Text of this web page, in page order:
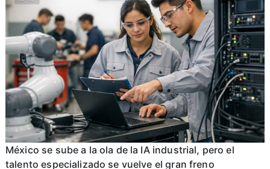
México se sube a la ola de la IA industrial, pero el
talento especializado se vuelve el gran freno